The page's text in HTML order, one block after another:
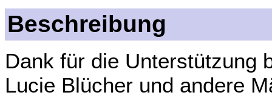
Beschreibung
Dank für die Unterstützung
Lucie Blücher und andere